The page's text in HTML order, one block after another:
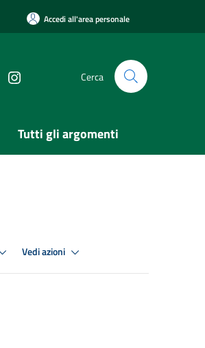
Accedi all'area personale
Cerca
Tutti gli argomenti
Vedi azioni